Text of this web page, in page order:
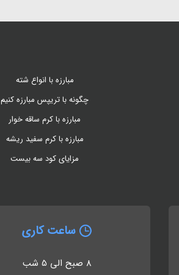
مبارزه با انواع شته
چگونه با تریپس مبارزه کنیم
مبارزه با کرم ساقه خوار
مبارزه با کرم سفید ریشه
مزایای کود سه بیست
ساعت کاری
8 صبح الی 5 شب